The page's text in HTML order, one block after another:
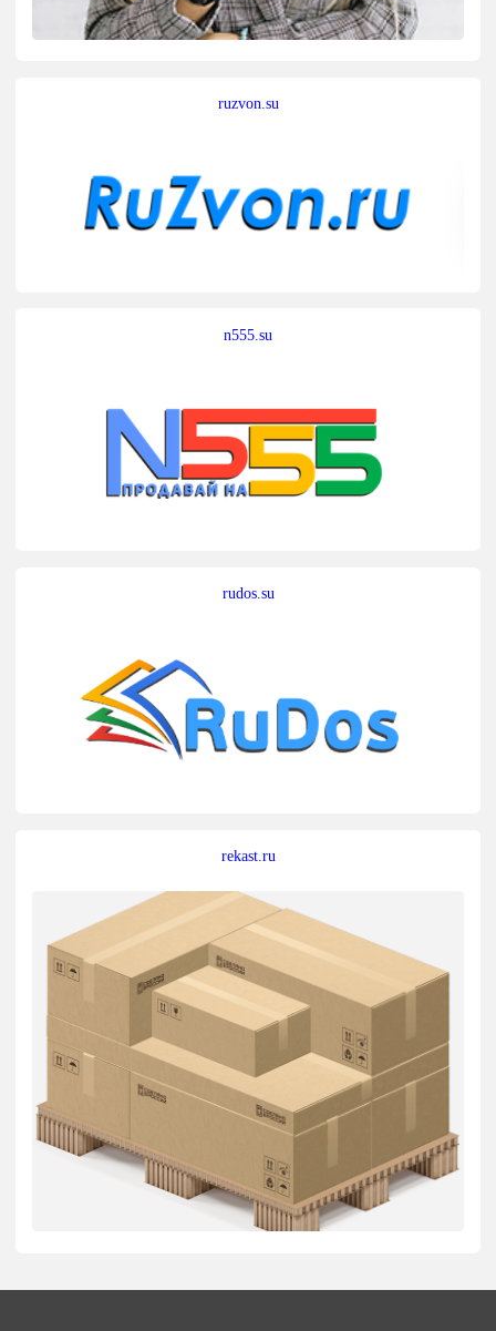
ruzvon.su
n555.su
rudos.su
rekast.ru